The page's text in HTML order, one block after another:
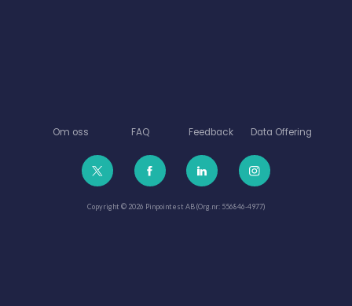
Om oss FAQ Feedback Data Offering
Copyright © 2026 Pinpointest AB (Org.nr: 556846-4977)